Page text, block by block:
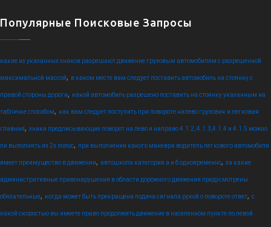
Популярные Поисковые Запросы
какие из указанных знаков разрешают движение грузовым автомобилям с разрешенной
максимальной массой, в каком месте вам следует поставить автомобиль на стоянку с
правой стороны дороги, какой автомобиль разрешено поставить на стоянку указанным на
табличке способом, как вам следует поступить при повороте налево грузовик и легковая
главная, знаки предписывающие поворот на лево и направо 4.1.2, 4.1.3,4.1.4 и 4.1.5 можно
ли выполнять из 2х полос, при выполнении какого маневра водитель легкового автомобиля
имеет преимущество в движении, автошкола категория а и б одновременно, за какие
административные правонарушения в области дорожного движения предусмотрены
обязательные, когда может быть прекращена подача сигнала рукой о повороте ответ, с
какой скоростью вы имеете право продолжить движение в населенном пункте по левой